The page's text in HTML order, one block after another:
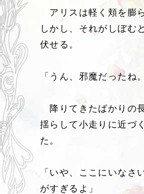
アリスは軽く頬を膨
しかし、それがしぼむ
伏せる。
「うん、邪魔だったね
降りてきたばかりの
揺らして小走りに近づ
た。
「いや、ここにいな
がすぎるよ」